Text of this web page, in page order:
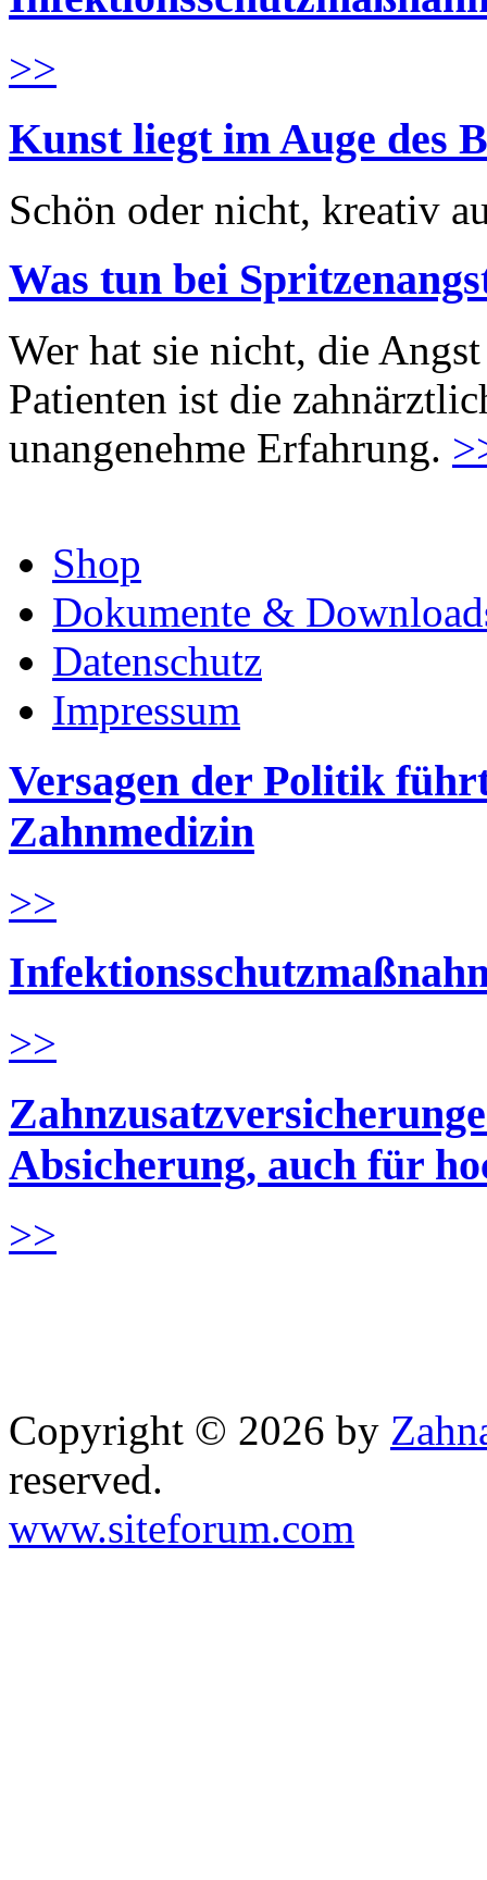
>>
Kunst liegt im Auge des
Schön oder nicht, kreativ
Was tun bei
Wer hat sie nicht, die
Patienten ist die
unangenehme Erfahrung.
Shop
Dokumente &
Datenschutz
Impressum
Versagen der Politik
Zahnmedizin
>>
>>
Absicherung, auch für
>>
Copyright © 2026 by
reserved.
www.siteforum.com